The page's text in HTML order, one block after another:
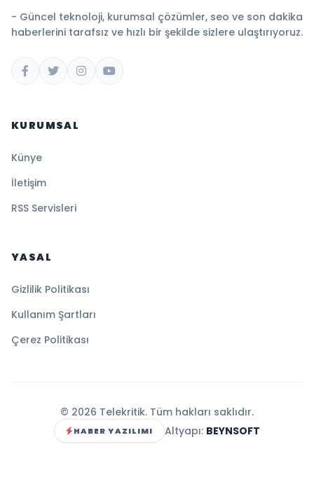
- Güncel teknoloji, kurumsal çözümler, seo ve son dakika
haberlerini tarafsız ve hızlı bir şekilde sizlere ulaştırıyoruz.
KURUMSAL
Künye
İletişim
RSS Servisleri
YASAL
Gizlilik Politikası
Kullanım Şartları
Çerez Politikası
© 2026 Telekritik. Tüm hakları saklıdır.
HABER YAZILIMI Altyapı: BEYNSOFT